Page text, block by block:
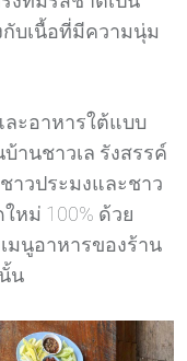
บเนื้อที่มีความนุ่ม
ะอาหารใต้แบบ
านชาวเล รังสรรค์
าวประมงและชาว
หม่ 100% ด้วย
มนูอาหารของร้าน
น